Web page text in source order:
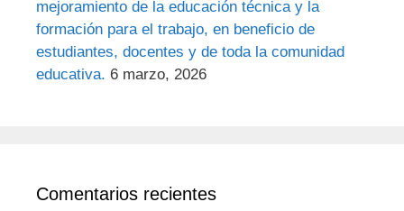
mejoramiento de la educación técnica y la
formación para el trabajo, en beneficio de
estudiantes, docentes y de toda la comunidad
educativa. 6 marzo, 2026
Comentarios recientes